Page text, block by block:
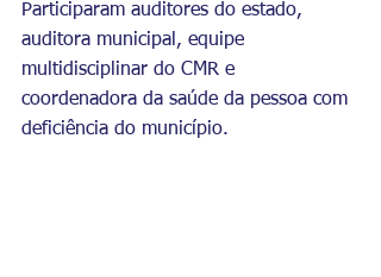
Participaram auditores do estado,
auditora municipal, equipe
multidisciplinar do CMR e
coordenadora da saúde da pessoa com
deficiência do município.